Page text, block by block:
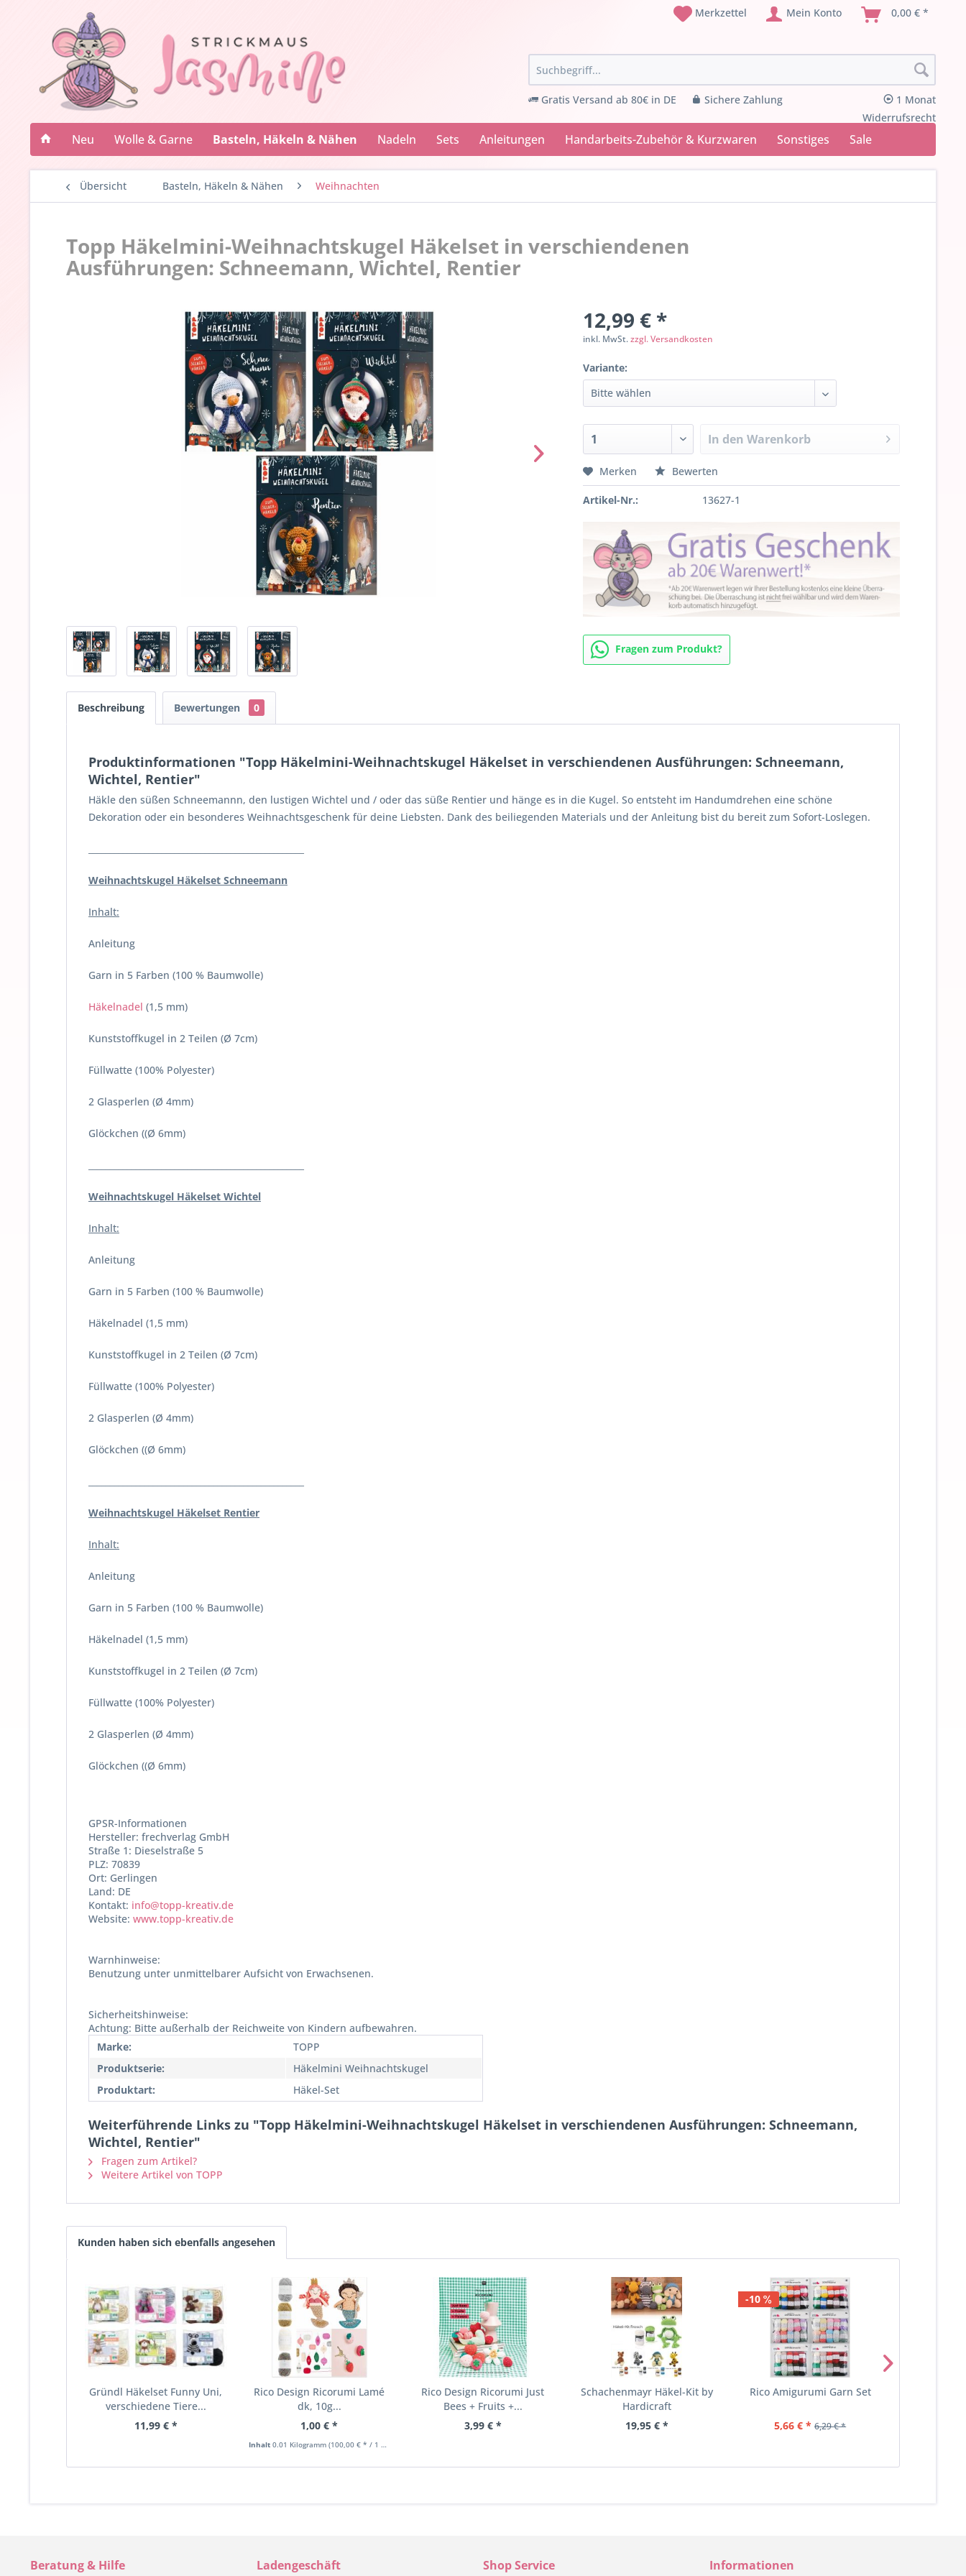
Merkzettel Mein Konto 0,00 € *
Gratis Versand ab 80€ in DE Sichere Zahlung
1 Monat
Widerrufsrecht
Neu Wolle & Garne Basteln, Häkeln & Nähen Nadeln Sets Anleitungen Handarbeits-Zubehör & Kurzwaren Sonstiges Sale
Übersicht Basteln, Häkeln & Nähen Weihnachten
Topp Häkelmini-Weihnachtskugel Häkelset in verschiendenen
Ausführungen: Schneemann, Wichtel, Rentier
12,99 € *
inkl. MwSt.zzgl. Versandkosten
Variante:
In den Warenkorb
Merken Bewerten
Artikel-Nr.: 13627-1
Fragen zum Produkt?
Beschreibung Bewertungen 0
Produktinformationen "Topp Häkelmini-Weihnachtskugel Häkelset in verschiendenen Ausführungen: Schneemann,
Wichtel, Rentier"
Häkle den süßen Schneemannn, den lustigen Wichtel und / oder das süße Rentier und hänge es in die Kugel. So entsteht im Handumdrehen eine schöne
Dekoration oder ein besonderes Weihnachtsgeschenk für deine Liebsten. Dank des beiliegenden Materials und der Anleitung bist du bereit zum Sofort-Loslegen.
Weihnachtskugel Häkelset Schneemann
Inhalt:
Anleitung
Garn in 5 Farben (100 % Baumwolle)
Häkelnadel (1,5 mm)
Kunststoffkugel in 2 Teilen (Ø 7cm)
Füllwatte (100% Polyester)
2 Glasperlen (Ø 4mm)
Glöckchen ((Ø 6mm)
Weihnachtskugel Häkelset Wichtel
Inhalt:
Anleitung
Garn in 5 Farben (100 % Baumwolle)
Häkelnadel (1,5 mm)
Kunststoffkugel in 2 Teilen (Ø 7cm)
Füllwatte (100% Polyester)
2 Glasperlen (Ø 4mm)
Glöckchen ((Ø 6mm)
Weihnachtskugel Häkelset Rentier
Inhalt:
Anleitung
Garn in 5 Farben (100 % Baumwolle)
Häkelnadel (1,5 mm)
Kunststoffkugel in 2 Teilen (Ø 7cm)
Füllwatte (100% Polyester)
2 Glasperlen (Ø 4mm)
Glöckchen ((Ø 6mm)
GPSR-Informationen
Hersteller: frechverlag GmbH
Straße 1: Dieselstraße 5
PLZ: 70839
Ort: Gerlingen
Land: DE
Kontakt: info@topp-kreativ.de
Website: www.topp-kreativ.de
Warnhinweise:
Benutzung unter unmittelbarer Aufsicht von Erwachsenen.
Sicherheitshinweise:
Achtung: Bitte außerhalb der Reichweite von Kindern aufbewahren.
Marke:
TOPP
Produktserie:
Häkelmini Weihnachtskugel
Produktart:
Häkel-Set
Weiterführende Links zu "Topp Häkelmini-Weihnachtskugel Häkelset in verschiendenen Ausführungen: Schneemann,
Wichtel, Rentier"
Fragen zum Artikel?
Weitere Artikel von TOPP
Kunden haben sich ebenfalls angesehen
Gründl Häkelset Funny Uni,
verschiedene Tiere...
11,99 € *
Rico Design Ricorumi Lamé
dk, 10g...
1,00 € *
Inhalt 0.01 Kilogramm (100,00 € * / 1 Kilogramm)
Rico Design Ricorumi Just
Bees + Fruits +...
3,99 € *
Schachenmayr Häkel-Kit by
Hardicraft
19,95 € *
-10
Rico Amigurumi Garn Set
5,66 € * 6,29 € *
Beratung & Hilfe Ladengeschäft Shop Service Informationen